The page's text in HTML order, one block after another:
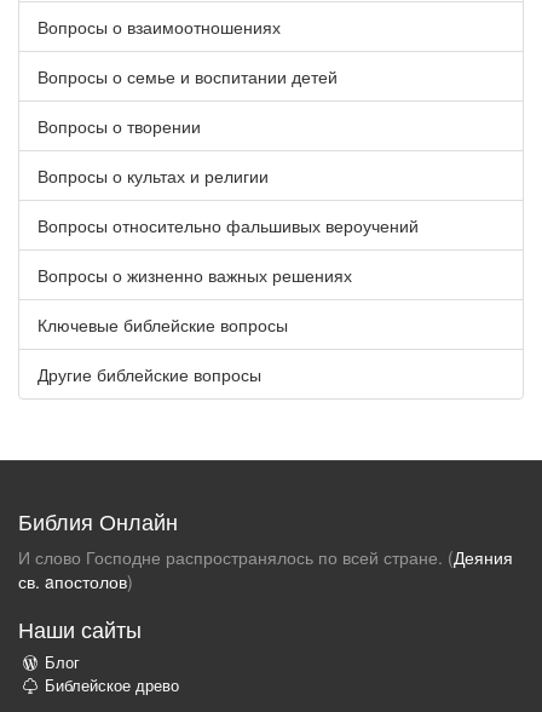
Вопросы о взаимоотношениях
Вопросы о семье и воспитании детей
Вопросы о творении
Вопросы о культах и религии
Вопросы относительно фальшивых вероучений
Вопросы о жизненно важных решениях
Ключевые библейские вопросы
Другие библейские вопросы
Библия Онлайн
И слово Господне распространялось по всей стране. (Деяния
св. aпостолов)
Наши сайты
Блог
Библейское древо